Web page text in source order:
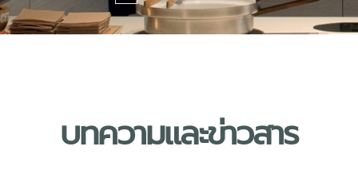
บทความและข่าวสาร